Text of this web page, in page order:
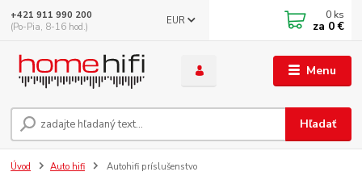
Menu
EUR
Hľadať
+421 911 990 200
(Po-Pia, 8-16 hod.)
0 ks
za 0 €
Úvod Auto hifi Autohifi príslušenstvo